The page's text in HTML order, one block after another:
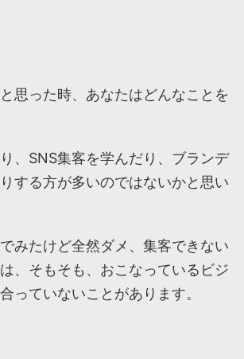
思った時、あなたはどんなことを
、SNS集客を学んだり、ブランデ
する方が多いのではないかと思い
みたけど全然ダメ、集客できない
、そもそも、おこなっているビジ
っていないことがあります。